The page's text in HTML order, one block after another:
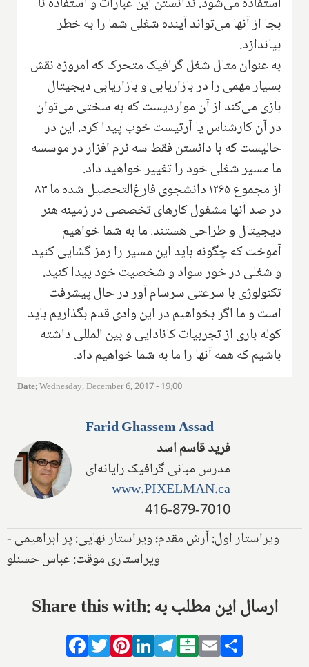
بجا از آنها می‌تواند آینده شغلی شما را به خطر
بیاندازد.
به عنوان مثال شغل گرافیک متحرک که امروزه نقش
بسیار مهمی را در بازاریابی و بازاریابی دیجیتال
بازی می‌کند از آن مواردیست که به سختی می‌توان
در آن کارشناس یا آرتیست خوب پیدا کرد. این در
حالیست که با دانستن فقط سه نرم افزار در موسسه
ما مسیر شغلی خود را تغییر خواهید داد.
از مجموع ۱۲۶۵ دانشجوی فارغ‌التحصیل شده ما ۸۳
در صد آنها مشغول کارهای تخصصی در زمینه هنر
دیجیتال و طراحی هستند. ما به شما خواهیم
آموخت که چگونه باید این مسیر را رمز گشایی کنید
و شغلی در خور سواد و شخصیت خود پیدا کنید.
تکنولوژی با سرعتی سرسام آور در حال پیشرفت
است و ما اگر بخواهیم در این وادی قدم بگذاریم باید
کوله باری از تجربیات کانادایی و بین المللی داشته
باشیم که همه آنها را ما به شما خواهیم داد.
Date:Wednesday, December 6, 2017 - 19:00
Farid Ghassem Assad
فرید قاسم اسد
مدرس مبانی گرافیک رایانه‌ای
www.PIXELMAN.ca
416-879-7010
ویراستار اول: آرش مقدم؛ ویراستار نهایی: پر ابراهیمی -
ویراستاری موقت: عباس حسنلو
Share this with: ارسال این مطلب به
Facebook
TwitterPinterestLinkedIn
Telegram
Balatarin
Email